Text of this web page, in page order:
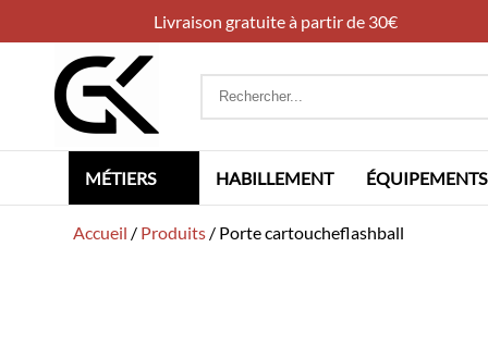
Livraison gratuite à partir de 30€
Rechercher
MÉTIERS HABILLEMENT ÉQUIPEMENTS
Accueil / Produits / Porte cartoucheflashball